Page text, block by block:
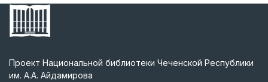
Проект Национальной библиотеки Чеченской Республики
им. А.А. Айдамирова